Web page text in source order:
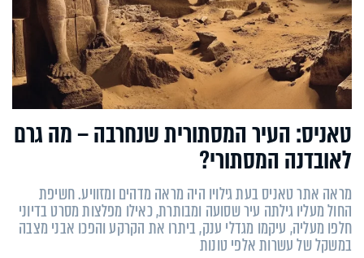
טאניס: העיר המסתורית שנחרבה – מה גרם
לאובדנה המסתורי?
מראה אתר טאניס בעת גילויו היה מראה מדהים ומזוויע. חשיפת
החול מעליו גילתה עיר שסועה ומבותרת, כאילו מפלצות מסרט בדיוני
חלפו מעליה, עיקמו מגדלי ענק, ביתרו את הקרקע והפכו אבני מצבה
במשקל של עשרות אלפי טונות